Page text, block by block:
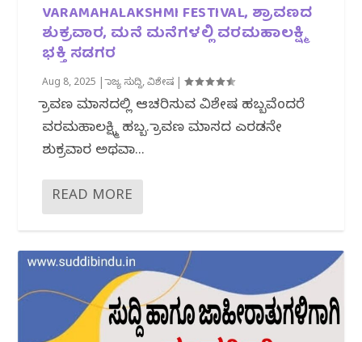
VARAMAHALAKSHMI FESTIVAL, ಶ್ರಾವಣದ
ಶುಕ್ರವಾರ, ಮನೆ ಮನೆಗಳಲ್ಲಿ ವರಮಹಾಲಕ್ಷ್ಮಿ
ಭಕ್ತಿ ಸಡಗರ
Aug 8, 2025 |ರಾಜ್ಯ ಸುದ್ದಿ,ವಿಶೇಷ |
ಶ್ರಾವಣ ಮಾಸದಲ್ಲಿ ಆಚರಿಸುವ ವಿಶೇಷ ಹಬ್ಬವೆಂದರೆ
ವರಮಹಾಲಕ್ಷ್ಮಿ ಹಬ್ಬ. ಶ್ರಾವಣ ಮಾಸದ ಎರಡನೇ
ಶುಕ್ರವಾರ ಅಥವಾ...
READ MORE